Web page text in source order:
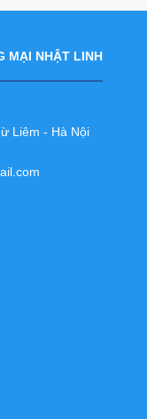
MẠI NHẬT LINH
Liêm - Hà Nội